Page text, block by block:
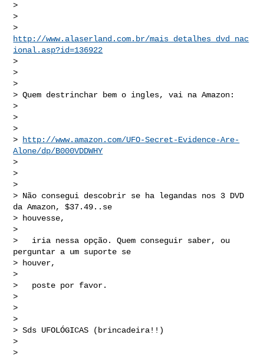
>
>
http://www.alaserland.com.br/mais_detalhes_dvd_nac
ional.asp?id=136922
>
>
>
> Quem destrinchar bem o ingles, vai na Amazon:
>
>
>
>
http://www.amazon.com/UFO-Secret-Evidence-Are-
Alone/dp/B000VDDWHY
>
>
>
> Não consegui descobrir se ha legandas nos 3 DVD
da Amazon, $37.49..se
> houvesse,
>
>   iria nessa opção. Quem conseguir saber, ou
perguntar a um suporte se
> houver,
>
>   poste por favor.
>
>
>
> Sds UFOLÓGICAS (brincadeira!!)
>
>